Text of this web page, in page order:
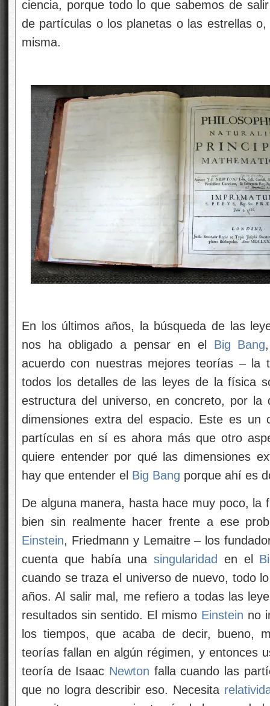
ciencia, porque todo lo que sabemos de
de partículas o los planetas o las estrellas
misma.
En los últimos años, la búsqueda de las
nos ha obligado a pensar en el Big Bang
acuerdo con nuestras mejores teorías –
todos los detalles de las leyes de la física
estructura del universo, en concreto, por la
dimensiones extra del espacio. Este es
partículas en sí es ahora más que otro
quiere entender por qué las dimensiones
hay que entender el Big Bang porque ahí es
De alguna manera, hasta hace muy poco, la
bien sin realmente hacer frente a ese
Einstein, Friedmann y Lemaitre – los
cuenta que había una singularidad en el
cuando se traza el universo de nuevo, todo
años. Al salir mal, me refiero a todas las
resultados sin sentido. El mismo Einstein no
los tiempos, que acaba de decir, bueno,
teorías fallan en algún régimen, y entonces
teoría de Isaac Newton falla cuando las
que no logra describir eso. Necesita